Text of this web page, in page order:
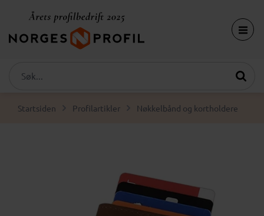
Startsiden Profilartikler Nøkkelbånd og kortholdere